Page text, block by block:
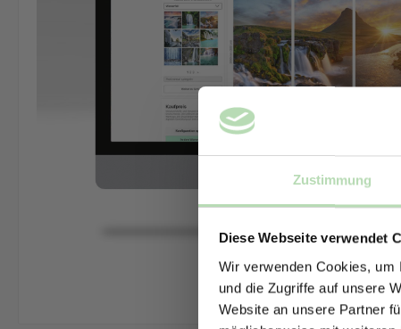
Zustimmung
Diese Webseite verwendet
Wir verwenden Cookies, um
und die Zugriffe auf unsere
Website an unsere Partner